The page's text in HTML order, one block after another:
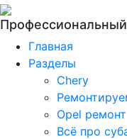
Главная
Разделы
Chery
Opel ремонт
Всё про